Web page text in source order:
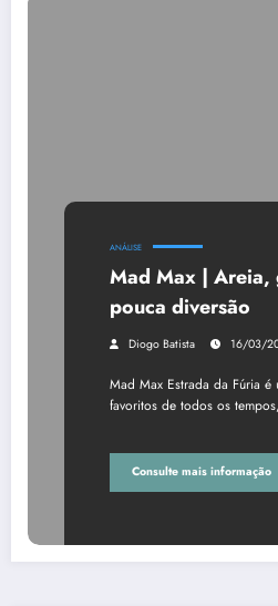
ANÁLISE
Mad Max | Areia,
pouca diversão
Diogo Batista 16/03/
Mad Max Estrada da Fúria é
favoritos de todos os
Consulte mais informação